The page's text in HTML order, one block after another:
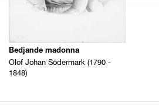
Bedjande madonna
Olof Johan Södermark (1790 -
1848)